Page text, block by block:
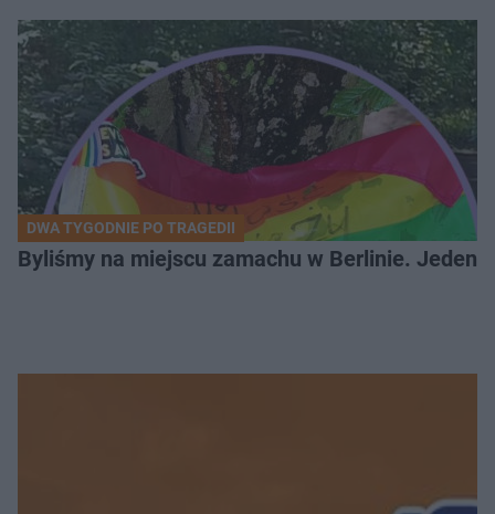
DWA TYGODNIE PO TRAGEDII
Byliśmy na miejscu zamachu w Berlinie. Jeden